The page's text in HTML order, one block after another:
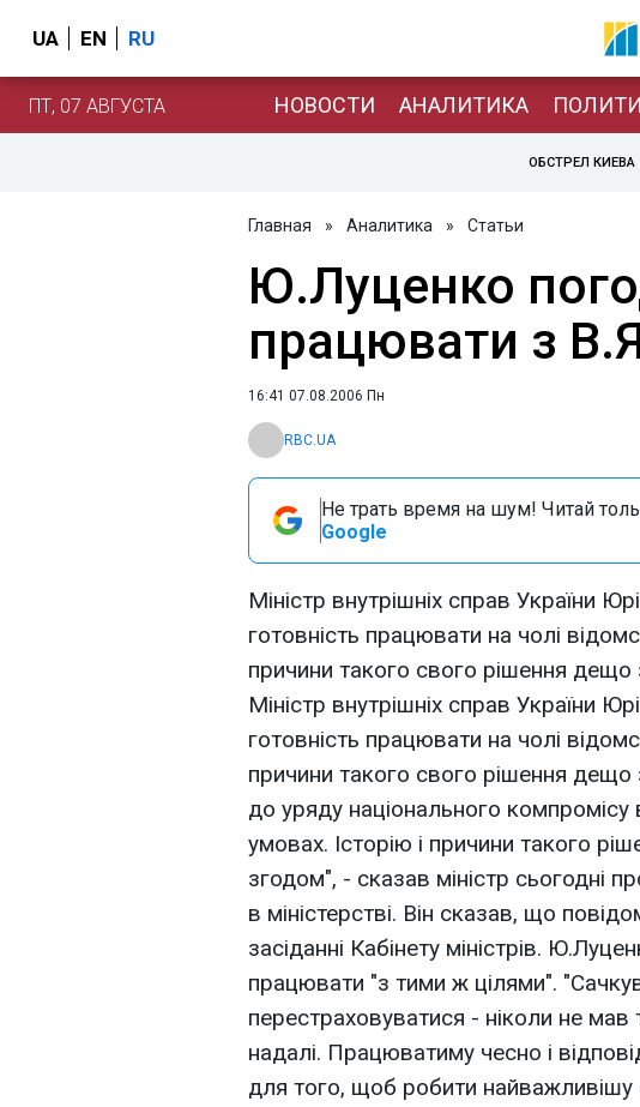
UA EN RU
ПТ, 07 АВГУСТА НОВОСТИ АНАЛИТИКА
ОБСТРЕЛ КИЕВА
Главная » Аналитика » Статьи
Ю.Луценко
працювати з
16:41 07.08.2006 Пн
RBC.UA
Не трать время на шум! Читай
Google
Міністр внутрішніх справ України
готовність працювати на чолі
причини такого свого рішення дещо
Міністр внутрішніх справ України
готовність працювати на чолі
причини такого свого рішення
до уряду національного
умовах. Історію і причини такого
згодом", - сказав міністр сьогодні
в міністерстві. Він сказав, що
засіданні Кабінету міністрів.
працювати "з тими ж цілями".
перестраховуватися - ніколи не мав
надалі. Працюватиму чесно і
для того, щоб робити найважливішу